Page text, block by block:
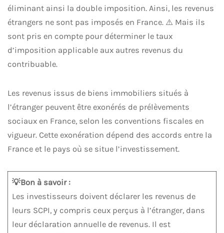
éliminant ainsi la double imposition. Ainsi, les revenus
étrangers ne sont pas imposés en France. ⚠️ Mais ils
sont pris en compte pour déterminer le taux
d’imposition applicable aux autres revenus du
contribuable.
Les revenus issus de biens immobiliers situés à
l’étranger peuvent être exonérés de prélèvements
sociaux en France, selon les conventions fiscales en
vigueur. Cette exonération dépend des accords entre la
France et le pays où se situe l’investissement.
💡Bon à savoir :
Les investisseurs doivent déclarer les revenus de
leurs SCPI, y compris ceux perçus à l’étranger, dans
leur déclaration annuelle de revenus. Il est